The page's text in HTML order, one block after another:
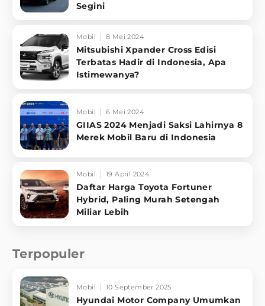
Segini
Mobil 8 Mei 2024
Mitsubishi Xpander Cross Edisi
Terbatas Hadir di Indonesia, Apa
Istimewanya?
Mobil 6 Mei 2024
GIIAS 2024 Menjadi Saksi Lahirnya 8
Merek Mobil Baru di Indonesia
Mobil 19 April 2024
Daftar Harga Toyota Fortuner
Hybrid, Paling Murah Setengah
Miliar Lebih
Terpopuler
Mobil 10 September 2025
Hyundai Motor Company Umumkan